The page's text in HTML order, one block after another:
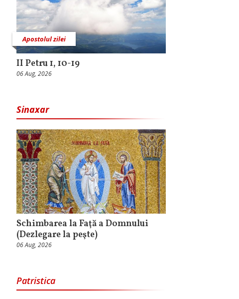
Apostolul zilei
II Petru 1, 10-19
06 Aug, 2026
Sinaxar
Schimbarea la Faţă a Domnului
(Dezlegare la peşte)
06 Aug, 2026
Patristica